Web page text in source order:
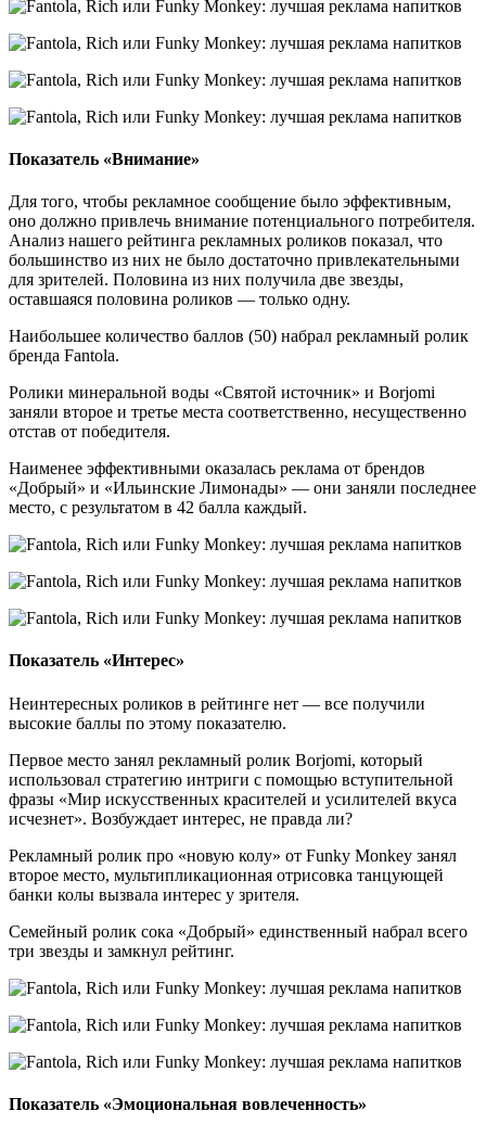
Показатель «Внимание»
Для того, чтобы рекламное сообщение было эффективным,
оно должно привлечь внимание потенциального потребителя.
Анализ нашего рейтинга рекламных роликов показал, что
большинство из них не было достаточно привлекательными
для зрителей. Половина из них получила две звезды,
оставшаяся половина роликов — только одну.
Наибольшее количество баллов (50) набрал рекламный ролик
бренда Fantola.
Ролики минеральной воды «Святой источник» и Borjomi
заняли второе и третье места соответственно, несущественно
отстав от победителя.
Наименее эффективными оказалась реклама от брендов
«Добрый» и «Ильинские Лимонады» — они заняли последнее
место, с результатом в 42 балла каждый.
Показатель «Интерес»
Неинтересных роликов в рейтинге нет — все получили
высокие баллы по этому показателю.
Первое место занял рекламный ролик Borjomi, который
использовал стратегию интриги с помощью вступительной
фразы «Мир искусственных красителей и усилителей вкуса
исчезнет». Возбуждает интерес, не правда ли?
Рекламный ролик про «новую колу» от Funky Monkey занял
второе место, мультипликационная отрисовка танцующей
банки колы вызвала интерес у зрителя.
Семейный ролик сока «Добрый» единственный набрал всего
три звезды и замкнул рейтинг.
Показатель «Эмоциональная вовлеченность»